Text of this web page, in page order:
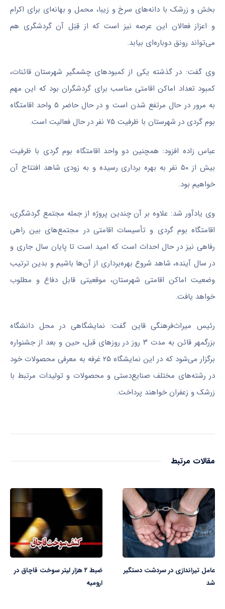
بخش و زرشک با دانه‌های سرخ و زیبا، محمل و بهانه‌ای برای اکرام
و اعزاز فعالان این عرصه نیز است که از قِبَل آن گردشگری هم
می‌تواند رونق دوباره‌ای بیابد.
وی گفت: در گذشته یکی از کمبودهای چشمگیر شهرستان قائنات،
کمبود تعداد اماکن اقامتی مناسب برای گردشگران بود که این مهم
به مرور در حال مرتفع شدن است و در حال حاضر ۵ واحد اقامتگاه
بوم گردی در شهرستان با ظرفیت ۷۵ نفر در حال فعالیت است.
عباس زاده افزود: همچنین دو واحد اقامتگاه بوم گردی با ظرفیت
بیش از ۵۰ نفر به بهره برداری رسیده و به زودی شاهد افتتاح آن
خواهیم بود.
وی یادآور شد: علاوه بر آن چندین پروژه از جمله مجتمع گردشگری،
اقامتگاهبوم گردی و تأسیسات اقامتی در مجتمع‌های بین راهی
رفاهی نیز در حال احداث است که امید است تا پایان سال جاری و
در سال آینده، شاهد شروع بهره‌برداری از آن‌ها باشیم و بدین ترتیب
وضعیت اماکن اقامتی شهرستان، موقعیتی قابل دفاع و مطلوب
خواهد یافت.
رئیس میراث‌فرهنگیقاین گفت: نمایشگاهی در محل دانشگاه
بزرگمهرقائنبه مدت ۳ روز در روزهای قبل، حین و بعد از جشنواره
برگزار می‌شود که در این نمایشگاه ۲۵ غرفه به معرفی محصولات خود
در رشته‌های مختلف صنایع‌دستی و محصولات و تولیدات مرتبط با
زرشک و زعفران خواهند پرداخت.
مقالات مرتبط
عامل تیراندازی در سردشت دستگیر
شد
ضبط ۲ هزار لیتر سوخت قاچاق در
ارومیه